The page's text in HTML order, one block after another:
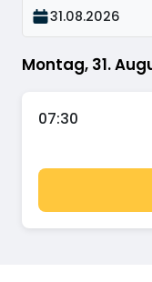
Montag, 31.
31.08.2026
07:30